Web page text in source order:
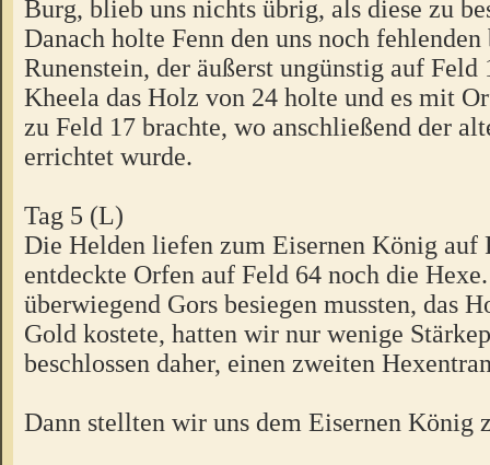
Burg, blieb uns nichts übrig, als diese zu
Danach holte Fenn den uns noch fehlenden
Runenstein, der äußerst ungünstig auf Feld
Kheela das Holz von 24 holte und es mit
zu Feld 17 brachte, wo anschließend der
errichtet wurde.
Tag 5 (L)
Die Helden liefen zum Eisernen König auf
entdeckte Orfen auf Feld 64 noch die
überwiegend Gors besiegen mussten, das
Gold kostete, hatten wir nur wenige
beschlossen daher, einen zweiten
Dann stellten wir uns dem Eisernen König